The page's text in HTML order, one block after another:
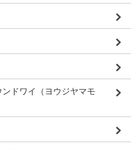
ドワイ（ヨウジヤマモ